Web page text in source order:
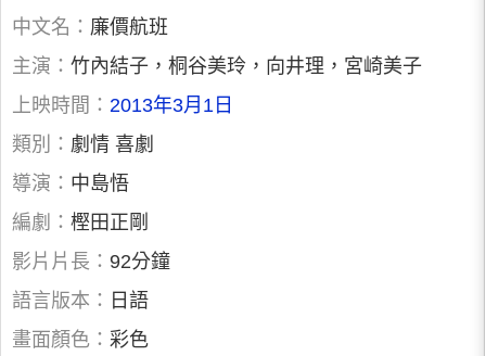
中文名： 廉價航班
主演： 竹內結子，桐谷美玲，向井理，宮崎美子
上映時間： 2013年3月1日
類別： 劇情 喜劇
導演： 中島悟
編劇： 樫田正剛
影片片長： 92分鐘
語言版本： 日語
畫面顏色： 彩色